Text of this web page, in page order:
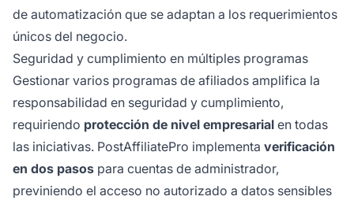
de automatización que se adaptan a los requerimientos
únicos del negocio.
Seguridad y cumplimiento en múltiples programas
Gestionar varios programas de afiliados amplifica la
responsabilidad en seguridad y cumplimiento,
requiriendo protección de nivel empresarial en todas
las iniciativas. PostAffiliatePro implementa verificación
en dos pasos para cuentas de administrador,
previniendo el acceso no autorizado a datos sensibles